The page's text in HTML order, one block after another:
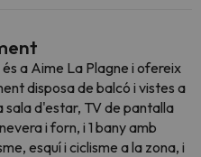
a Aime La Plagne i ofereix
disposa de balcó i vistes a
sala d'estar, TV de pantalla
i forn, i 1 bany amb
esquí i ciclisme a la zona, i